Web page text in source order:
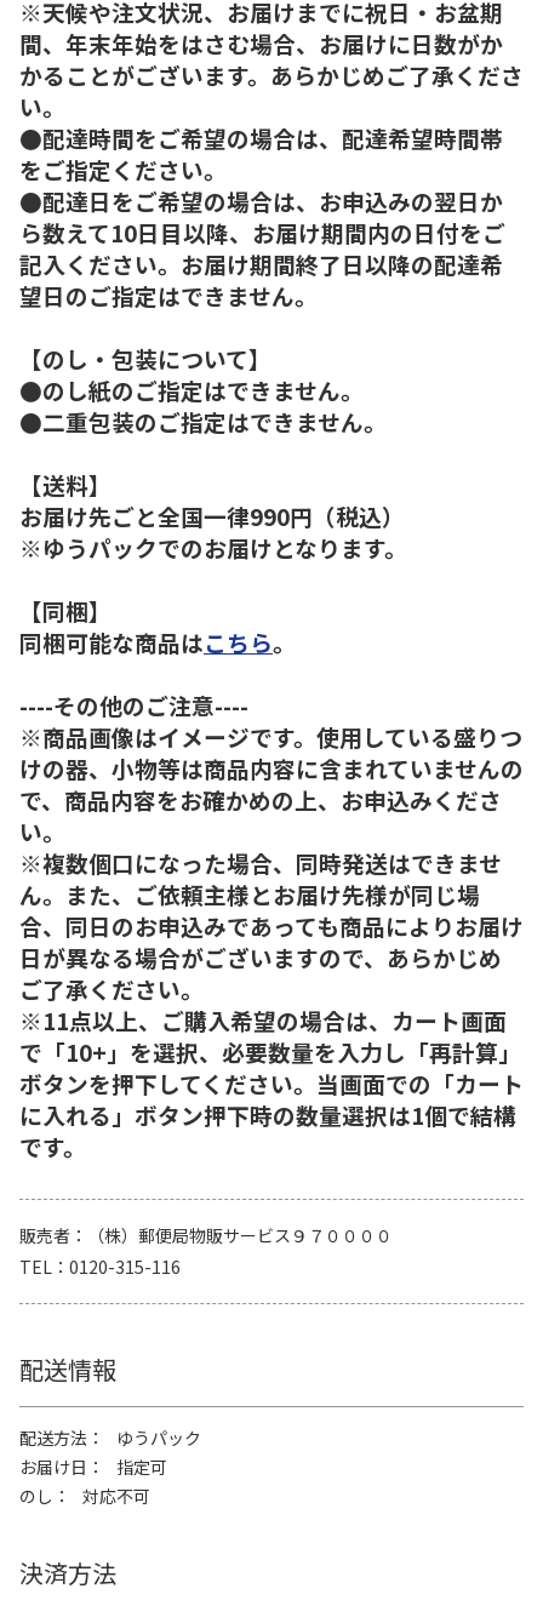
※天候や注文状況、お届けまでに祝日・お盆期
間、年末年始をはさむ場合、お届けに日数がか
かることがございます。あらかじめご了承くださ
い。
●配達時間をご希望の場合は、配達希望時間帯
をご指定ください。
●配達日をご希望の場合は、お申込みの翌日か
ら数えて10日目以降、お届け期間内の日付をご
記入ください。お届け期間終了日以降の配達希
望日のご指定はできません。
【のし・包装について】
●のし紙のご指定はできません。
●二重包装のご指定はできません。
【送料】
お届け先ごと全国一律990円（税込）
※ゆうパックでのお届けとなります。
【同梱】
同梱可能な商品はこちら。
----その他のご注意----
※商品画像はイメージです。使用している盛りつ
けの器、小物等は商品内容に含まれていませんの
で、商品内容をお確かめの上、お申込みくださ
い。
※複数個口になった場合、同時発送はできませ
ん。また、ご依頼主様とお届け先様が同じ場
合、同日のお申込みであっても商品によりお届け
日が異なる場合がございますので、あらかじめ
ご了承ください。
※11点以上、ご購入希望の場合は、カート画面
で「10+」を選択、必要数量を入力し「再計算」
ボタンを押下してください。当画面での「カート
に入れる」ボタン押下時の数量選択は1個で結構
です。
販売者
（株）郵便局物販サービス９７００００
TEL
0120-315-116
配送情報
配送方法
ゆうパック
お届け日
指定可
のし
対応不可
決済方法